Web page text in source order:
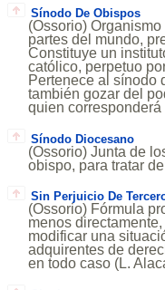
Sínodo De Obispos
(Ossorio)
partes del mundo,
Constituye un
católico, perpetuo
Pertenece al sínodo
también gozar del
quien
Sínodo Diocesano
(Ossorio) Junta de
obispo, para tratar
Sin Perjuicio De
(Ossorio) Fórmula
menos
modificar una
adquirentes de
en todo caso (L.